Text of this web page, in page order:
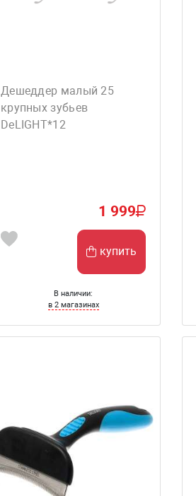
Дешеддер малый 25
крупных зубьев
DeLIGHT*12
1 999
купить
В наличии:
в 2 магазинах